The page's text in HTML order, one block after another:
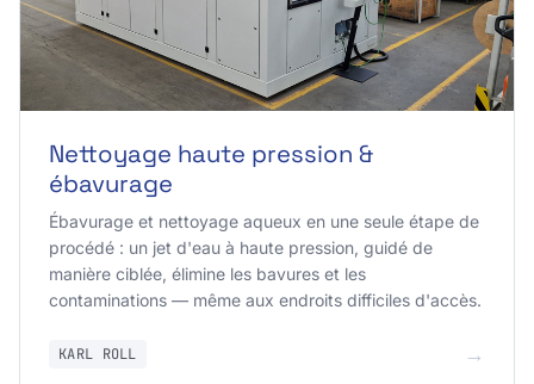
Nettoyage haute pression &
ébavurage
Ébavurage et nettoyage aqueux en une seule étape de
procédé : un jet d'eau à haute pression, guidé de
manière ciblée, élimine les bavures et les
contaminations — même aux endroits difficiles d'accès.
KARL ROLL →